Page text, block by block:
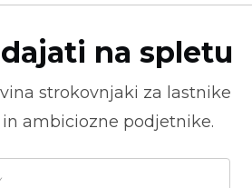
na spletu
strokovnjaki za lastnike
ambiciozne podjetnike.